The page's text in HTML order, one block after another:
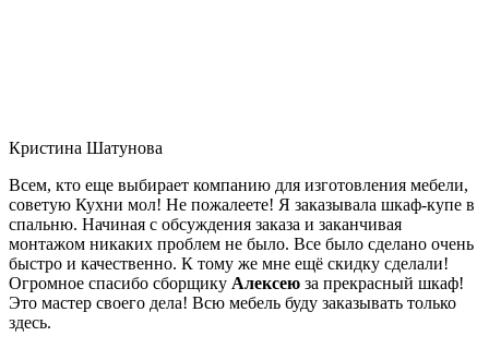
Кристина Шатунова
Всем, кто еще выбирает компанию для изготовления мебели,
советую Кухни мол! Не пожалеете! Я заказывала шкаф-купе в
спальню. Начиная с обсуждения заказа и заканчивая
монтажом никаких проблем не было. Все было сделано очень
быстро и качественно. К тому же мне ещё скидку сделали!
Огромное спасибо сборщику Алексею за прекрасный шкаф!
Это мастер своего дела! Всю мебель буду заказывать только
здесь.